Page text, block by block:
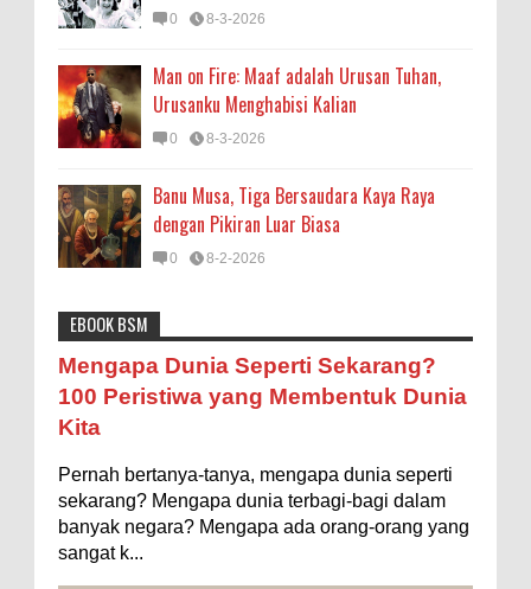
0 8-3-2026
Man on Fire: Maaf adalah Urusan Tuhan,
Urusanku Menghabisi Kalian
0 8-3-2026
Banu Musa, Tiga Bersaudara Kaya Raya
dengan Pikiran Luar Biasa
0 8-2-2026
Astronomi Biologi Budaya Buku
Bumi
Entertainment
Fakta & Statistik Fauna
Filsafat
Flora
Internasional
Internet Iptek
Istilah Ilmiah
Makanan & Minuman
Misteri Mitologi
Nature
Mengapa Negara Miskin Tidak Mencetak
Uang yang Banyak saja biar Kaya?
Ilustrasi/istimewa Jawaban untuk pertanyaan itu
Ukuran 1 Kaki itu Berapa Meter?
Ilustrasi/ginersnow.com Di Inggris dan Amerika,
EBOOK BSM
Mengapa Dunia Seperti Sekarang?
100 Peristiwa yang Membentuk Dunia
Kita
Pernah bertanya-tanya, mengapa dunia seperti
sekarang? Mengapa dunia terbagi-bagi dalam
banyak negara? Mengapa ada orang-orang yang
sangat k...